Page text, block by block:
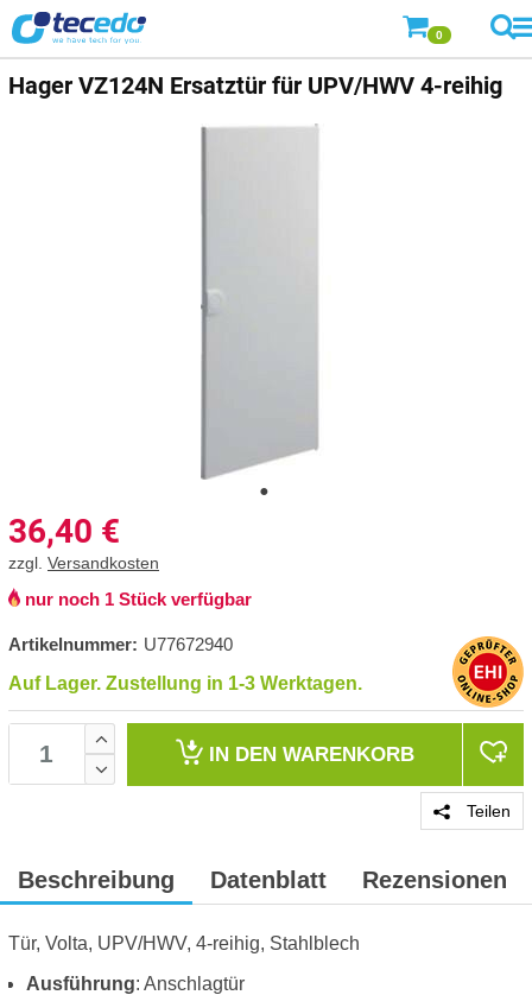
0
Hager VZ124N Ersatztür für UPV/HWV 4-reihig
36,40 €
zzgl. Versandkosten
nur noch 1 Stück verfügbar
Artikelnummer: U77672940
Auf Lager. Zustellung in 1-3 Werktagen.
IN DEN WARENKORB
Teilen
Beschreibung Datenblatt Rezensionen
Tür, Volta, UPV/HWV, 4-reihig, Stahlblech
Ausführung: Anschlagtür